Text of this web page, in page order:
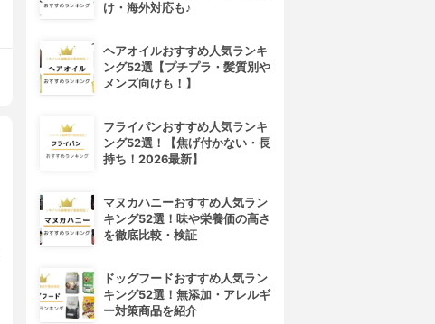
け・海外対応も♪
ヘアオイルおすすめ人気ランキ
ング52選【プチプラ・髪質別や
メンズ向けも！】
フライパンおすすめ人気ランキ
ング52選！【焦げ付かない・長
持ち！2026最新】
マヌカハニーおすすめ人気ラン
キング52選！味や栄養価の高さ
を徹底比較・検証
ドッグフードおすすめ人気ラン
キング52選！無添加・アレルギ
ー対策商品を紹介